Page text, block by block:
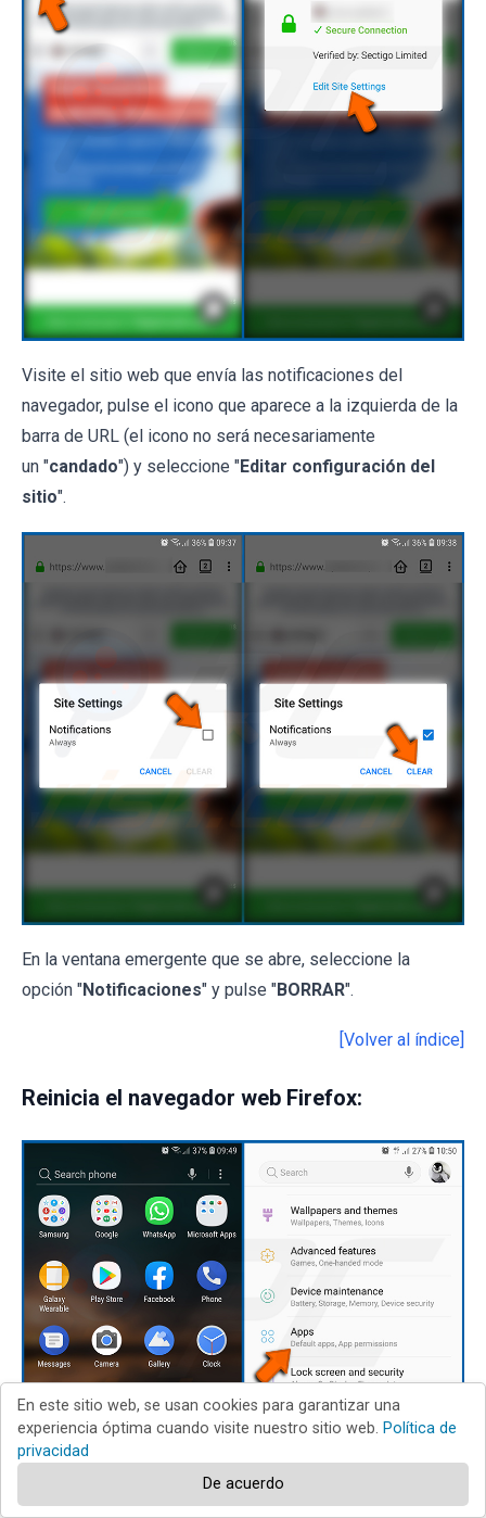
Visite el sitio web que envía las notificaciones del
navegador, pulse el icono que aparece a la izquierda de la
barra de URL (el icono no será necesariamente
un "candado") y seleccione "Editar configuración del
sitio".
En la ventana emergente que se abre, seleccione la
opción "Notificaciones" y pulse "BORRAR".
[Volver al índice]
Reinicia el navegador web Firefox:
En este sitio web, se usan cookies para garantizar una
experiencia óptima cuando visite nuestro sitio web. Política de
privacidad
De acuerdo